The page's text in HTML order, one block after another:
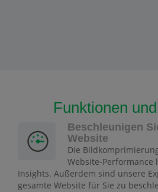
Funktionen
Beschleunigen
Website
Die
Website-Performance
Insights. Außerdem sind unsere
gesamte Website für Sie zu